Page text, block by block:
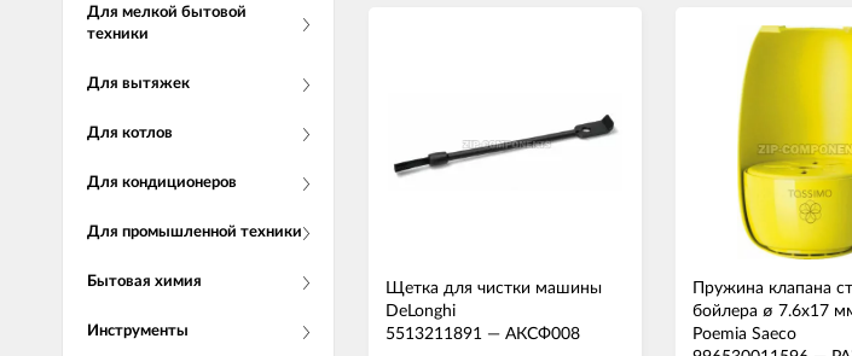
Для мелкой бытовой
техники
Для вытяжек
Для котлов
Для кондиционеров
Для промышленной техники
Бытовая химия
Инструменты
Щетка для чистки машины
DeLonghi
5513211891
— АКСФ008
Пружина клапана
бойлера ø 7.6x17
Poemia Saeco